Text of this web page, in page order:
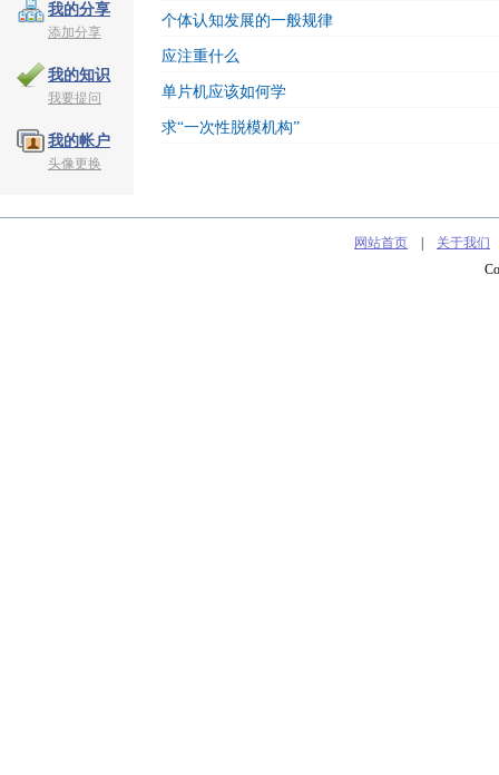
我的分享
添加分享
我的知识
我要提问
我的帐户
头像更换
个体认知发展的一般规律
应注重什么
单片机应该如何学
求“一次性脱模机构”
网站首页 关于我们